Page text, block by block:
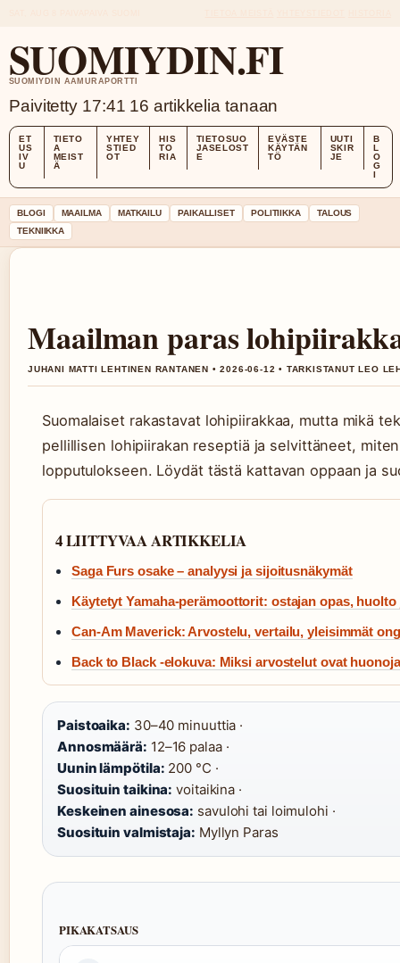
SUOMIYDIN.FI
SUOMIYDIN AAMURAPORTTI
Paivitetty 17:41 16 artikkelia tanaan
ET
US
IV
U
TIETO
A
MEIST
Ä
YHTEY
STIED
OT
HIS
TO
RIA
TIETOSUO
JASELOST
E
EVÄSTE
KÄYTÄN
TÖ
UUTI
SKIR
JE
B
L
O
G
I
BLOGI MAAILMA MATKAILU PAIKALLISET POLITIIKKA
TALOUS
TEKNIIKKA
Maailman paras
JUHANI MATTI LEHTINEN RANTANEN • 2026-06-12 • TARKISTANUT LEO
Suomalaiset rakastavat lohipiirakkaa, mutta mikä
pellillisen lohipiirakan reseptiä ja selvittäneet,
lopputulokseen. Löydät tästä kattavan oppaan ja
4 LIITTYVAA ARTIKKELIA
Saga Furs osake – analyysi ja sijoitusnäkymät
Käytetyt Yamaha-perämoottorit: ostajan opas, huolto
Can-Am Maverick: Arvostelu, vertailu, yleisimmät
Back to Black -elokuva: Miksi arvostelut ovat huonoja
Paistoaika: 30–40 minuuttia ·
Annosmäärä: 12–16 palaa ·
Uunin lämpötila: 200 °C ·
Suosituin taikina: voitaikina ·
Keskeinen ainesosa: savulohi tai loimulohi ·
Suosituin valmistaja: Myllyn Paras
PIKAKATSAUS